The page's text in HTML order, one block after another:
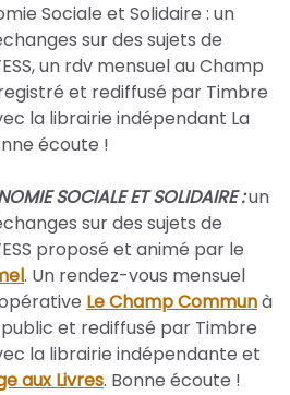
Sociale et Solidaire : un
sur des sujets de
un rdv mensuel au Champ
et rediffusé par Timbre
la librairie indépendant La
écoute !
SOCIALE ET SOLIDAIRE :un
sur des sujets de
proposé et animé par le
. Un rendez-vous mensuel
Le Champ Communà
et rediffusé par Timbre
la librairie indépendante et
aux Livres. Bonne écoute !